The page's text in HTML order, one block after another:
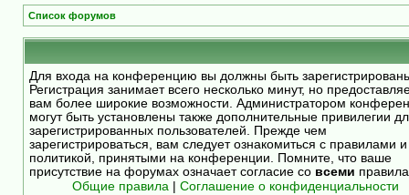
Список форумов
Для входа на конференцию вы должны быть
Регистрация занимает всего несколько минут, но
вам более широкие возможности. Администратором
могут быть установлены также дополнительные привилегии
зарегистрированных пользователей. Прежде чем
зарегистрироваться, вам следует ознакомиться с правилами и
политикой, принятыми на конференции. Помните, что ваше
присутствие на форумах означает согласие со всеми
Общие правила
Соглашение о конфиденциальности